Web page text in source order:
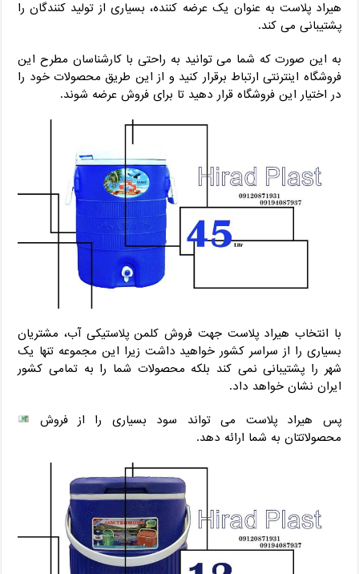
هیراد پلاست به عنوان یک عرضه کننده، بسیاری از تولید کنندگان را
پشتیبانی می کند.
به این صورت که شما می توانید به راحتی با کارشناسان مطرح این
فروشگاه اینترنتی ارتباط برقرار کنید و از این طریق محصولات خود را
در اختیار این فروشگاه قرار دهید تا برای فروش عرضه شوند.
با انتخاب هیراد پلاست جهت فروش کلمن پلاستیکی آب، مشتریان
بسیاری را از سراسر کشور خواهید داشت زیرا این مجموعه تنها یک
شهر را پشتیبانی نمی کند بلکه محصولات شما را به تمامی کشور
ایران نشان خواهد داد.
پس هیراد پلاست می تواند سود بسیاری را از فروش
محصولاتتان به شما ارائه دهد.